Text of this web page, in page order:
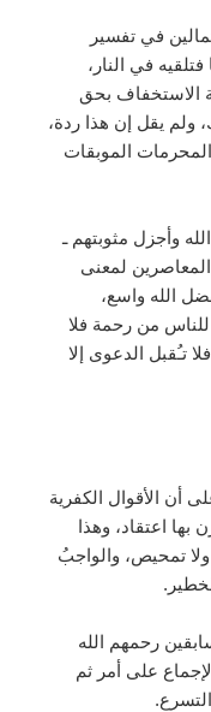
في تفسير
في النار،
الاستخفاف بحق
ولم يقل إن هذا ردة،
الموبقات
وأجزل مثوبتهم ـ
لمعنى
الله واسع،
للناس من رحمة فلا
تـُقبل الدعوى إلا
أن الأقوال الكفرية
بها اعتقاد، وهذا
تمحيص، والواجبُ
رحمهم الله
على أمر ثم